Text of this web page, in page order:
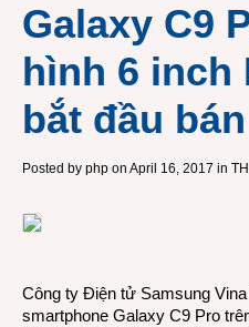
Galaxy C9
hình 6 inch
bắt đầu
Posted by php on April 16, 2017 in
Công ty Điện tử Samsung
smartphone Galaxy C9 Pro